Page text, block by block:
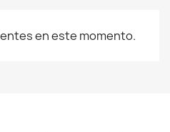
en este momento.